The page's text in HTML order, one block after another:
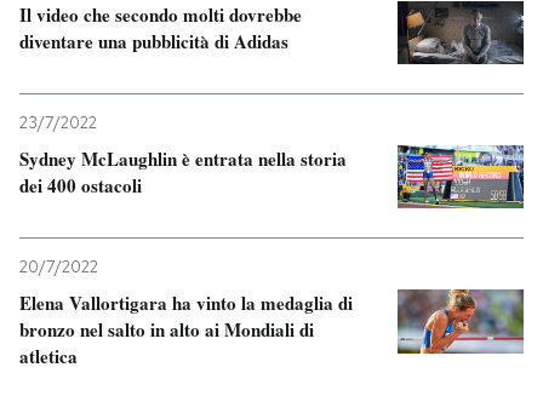
Il video che secondo molti dovrebbe
diventare una pubblicità di Adidas
23/7/2022
Sydney McLaughlin è entrata nella storia
dei 400 ostacoli
20/7/2022
Elena Vallortigara ha vinto la medaglia di
bronzo nel salto in alto ai Mondiali di
atletica